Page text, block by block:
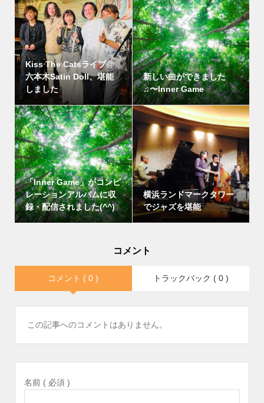
Kiss The Catsライブ@
六本木Satin Doll、堪能
しました
新しい曲ができました
♫〜Inner Game
「Inner Game」がコンピ
レーションアルバムに収
録・配信されました(^^)
横浜ランドマークタワー
でジャズを堪能
コメント
コメント ( 0 ) トラックバック ( 0 )
この記事へのコメントはありません。
名前 ( 必須 )